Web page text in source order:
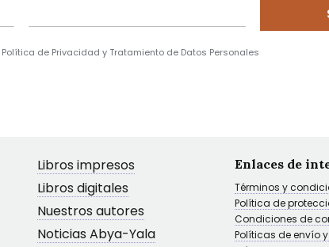
de Privacidad y Tratamiento de Datos Personales
Libros impresos
Libros digitales
Nuestros autores
Noticias Abya-Yala
Enlaces de
Términos y
Política de
Condiciones de
Políticas de envío